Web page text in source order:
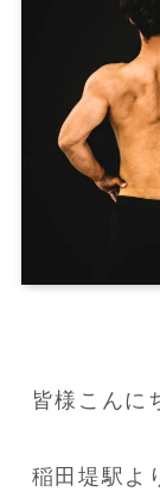
皆様こんに
稲田堤駅よ